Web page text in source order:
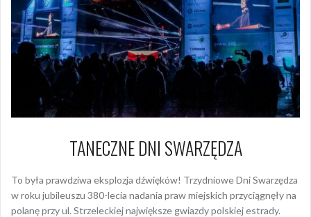
TANECZNE DNI SWARZĘDZA
To była prawdziwa eksplozja dźwięków! Trzydniowe Dni Swarzędza
w roku jubileuszu 380-lecia nadania praw miejskich przyciągnęły na
polanę przy ul. Strzeleckiej największe gwiazdy polskiej estrady.